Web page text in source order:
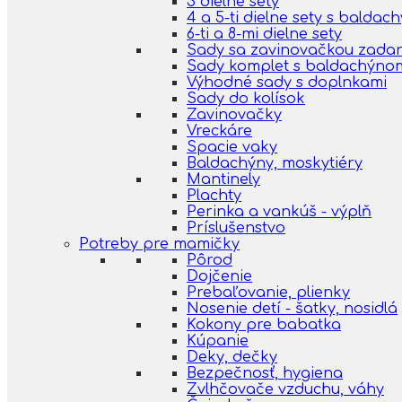
4 a 5-ti dielne sety s
6-ti a 8-mi dielne sety
Sady sa zavinovačkou
Sady komplet s
Výhodné sady s doplnkami
Sady do kolísok
Zavinovačky
Vreckáre
Spacie vaky
Baldachýny, moskytiéry
Mantinely
Plachty
Perinka a vankúš - výplň
Príslušenstvo
Potreby pre mamičky
Pôrod
Dojčenie
Prebaľovanie, plienky
Nosenie detí - šatky, nosidlá
Kokony pre babatka
Kúpanie
Deky, dečky
Bezpečnosť, hygiena
Zvlhčovače vzduchu, váhy